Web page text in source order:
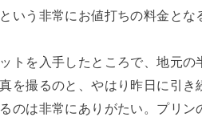
いう非常にお値打ちの料金と
トを入手したところで、地元
を撮るのと、やはり昨日に引
のは非常にありがたい。プリ